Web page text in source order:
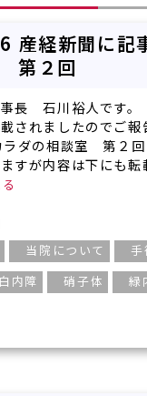
産経新聞に記
第２回
長 石川裕人です。
されましたのでご報
ダの相談室 第２回
すが内容は下にも転
当院について
手
白内障 硝子体
緑